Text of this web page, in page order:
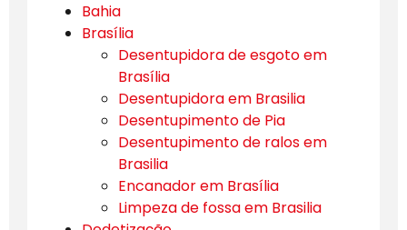
Bahia
Brasília
Desentupidora de esgoto em
Brasília
Desentupidora em Brasilia
Desentupimento de Pia
Desentupimento de ralos em
Brasilia
Encanador em Brasília
Limpeza de fossa em Brasilia